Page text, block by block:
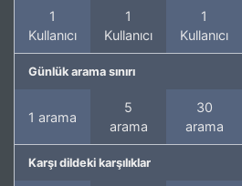
1
Kullanıcı
1
Kullanıcı
1
Kullanıcı
Günlük arama sınırı
1 arama
5
arama
30
arama
Karşı dildeki karşılıklar